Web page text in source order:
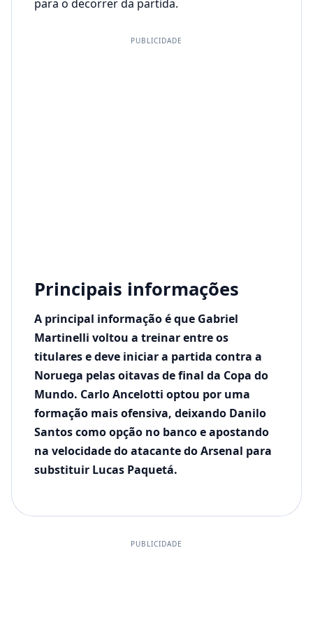
para o decorrer da partida.
PUBLICIDADE
Principais informações
A principal informação é que Gabriel
Martinelli voltou a treinar entre os
titulares e deve iniciar a partida contra a
Noruega pelas oitavas de final da Copa do
Mundo. Carlo Ancelotti optou por uma
formação mais ofensiva, deixando Danilo
Santos como opção no banco e apostando
na velocidade do atacante do Arsenal para
substituir Lucas Paquetá.
PUBLICIDADE